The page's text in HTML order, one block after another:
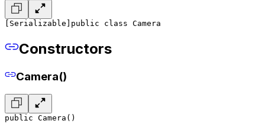
[Serializable] public class Camera
Constructors
Camera()
public Camera()